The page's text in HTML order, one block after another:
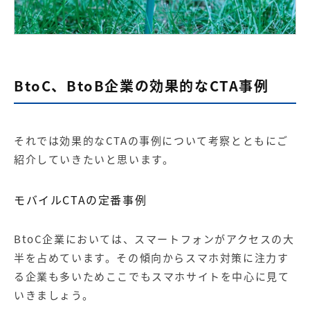
Web制作の製品
WEBプラス
BtoC、BtoB企業の効果的なCTA事例
それでは効果的なCTAの事例について考察とともにご
紹介していきたいと思います。
モバイルCTAの定番事例
BtoC企業においては、スマートフォンがアクセスの大
半を占めています。その傾向からスマホ対策に注力す
る企業も多いためここでもスマホサイトを中心に見て
いきましょう。